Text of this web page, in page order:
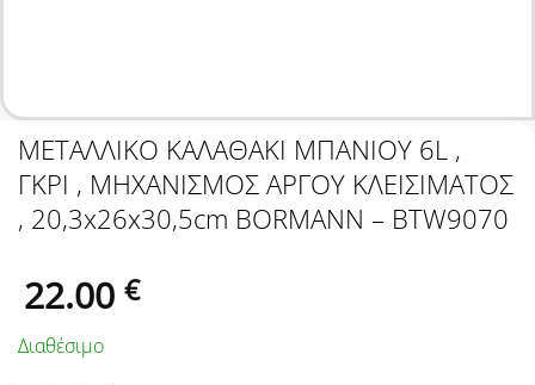
ΜΕΤΑΛΛΙΚΟ ΚΑΛΑΘΑΚΙ ΜΠΑΝΙΟΥ 6L ,
ΓΚΡΙ , ΜΗΧΑΝΙΣΜΟΣ ΑΡΓΟΥ ΚΛΕΙΣΙΜΑΤΟΣ
, 20,3x26x30,5cm BORMANN – BTW9070
22.00 €
Διαθέσιμο